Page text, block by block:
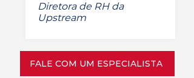
Diretora de RH da
Upstream
FALE COM UM ESPECIALISTA